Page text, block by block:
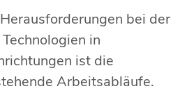
bei der
in
ist die
Arbeitsabläufe.